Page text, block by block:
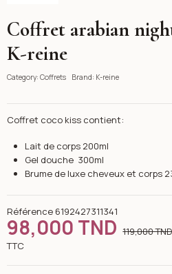
Coffret arabian
K-reine
Category: Coffrets Brand: K-reine
Coffret coco kiss contient:
Lait de corps 200ml
Gel douche 300ml
Brume de luxe cheveux et corps
Référence 6192427311341
98,000 TND 119,000 TND
TTC